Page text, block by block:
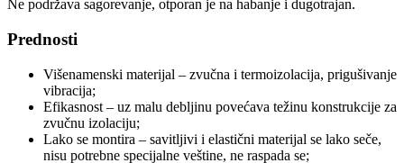
Ne podržava sagorevanje, otporan je na habanje i dugotrajan.
Prednosti
Višenamenski materijal – zvučna i termoizolacija, prigušivanje
vibracija;
Efikasnost – uz malu debljinu povećava težinu konstrukcije za
zvučnu izolaciju;
Lako se montira – savitljivi i elastični materijal se lako seče,
nisu potrebne specijalne veštine, ne raspada se;